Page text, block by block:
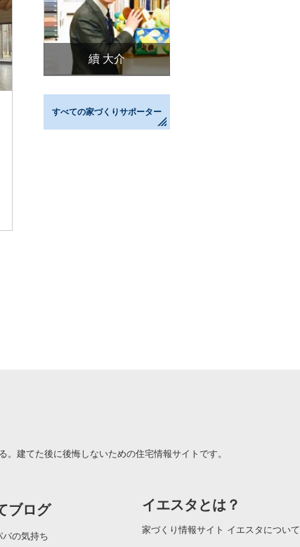
續 大介
すべての家づくりサポーター
建てた後に後悔しないための住宅情報サイトです。
ブログ
パの気持ち
イエスタとは？
家づくり情報サイト イエスタについて